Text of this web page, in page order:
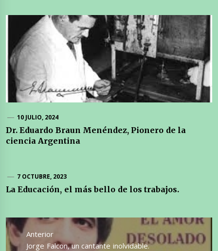
10 JULIO, 2024
Dr. Eduardo Braun Menéndez, Pionero de la
ciencia Argentina
7 OCTUBRE, 2023
La Educación, el más bello de los trabajos.
Navegación
de
entradas
Anterior
Entrada
Jorge Falcon, un cantante inolvidable.